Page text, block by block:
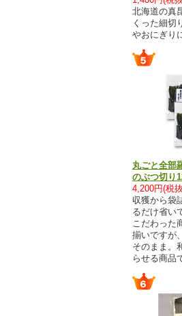
北海道の真
くった細切
やおにぎり
丸ごと全部
のぶつ切り
4,200円(税
収獲から袋
るだけ省い
こだわった
揃いですが
そのまま。
らせる商品